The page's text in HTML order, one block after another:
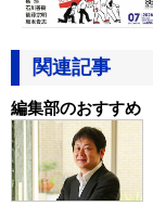
関連記事
編集部のおすすめ